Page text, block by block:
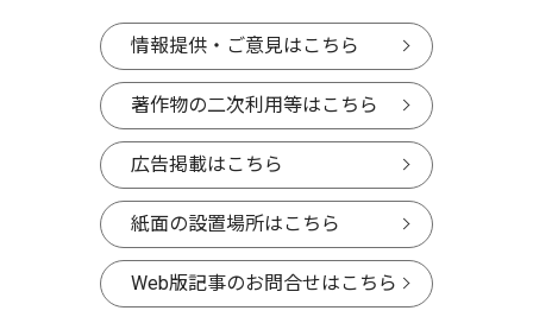
情報提供・ご意見はこちら
著作物の二次利用等はこちら
広告掲載はこちら
紙面の設置場所はこちら
Web版記事のお問合せはこちら